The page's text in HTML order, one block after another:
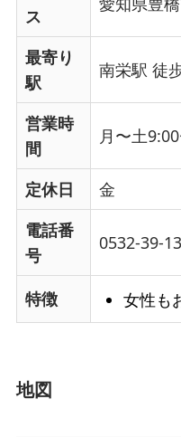
ス
最寄り
駅
南栄駅 徒
営業時
間
月〜土
定休日
金
電話番
号
0532-39-
特徴 女性も
地図